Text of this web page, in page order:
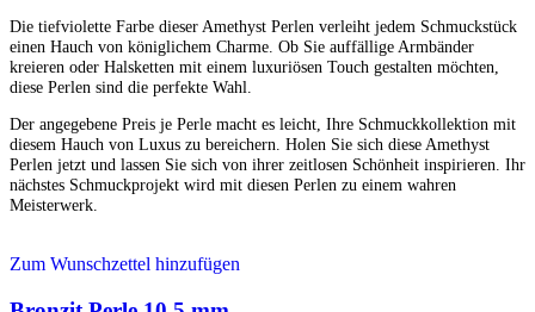
Die tiefviolette Farbe dieser Amethyst Perlen verleiht jedem Schmuckstück
einen Hauch von königlichem Charme. Ob Sie auffällige Armbänder
kreieren oder Halsketten mit einem luxuriösen Touch gestalten möchten,
diese Perlen sind die perfekte Wahl.
Der angegebene Preis je Perle macht es leicht, Ihre Schmuckkollektion mit
diesem Hauch von Luxus zu bereichern. Holen Sie sich diese Amethyst
Perlen jetzt und lassen Sie sich von ihrer zeitlosen Schönheit inspirieren. Ihr
nächstes Schmuckprojekt wird mit diesen Perlen zu einem wahren
Meisterwerk.
Zum Wunschzettel hinzufügen